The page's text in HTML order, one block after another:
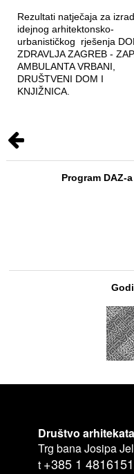
Rezultati natječaja za
idejnog arhitektonsko-
urbanističkog rješenja
ZDRAVLJA ZAGREB -
AMBULANTA VRBANI,
DRUŠTVENI DOM I
KNJIŽNICA.
Program DAZ-
Društvo
Trg bana Josipa
t +385 1 4816151